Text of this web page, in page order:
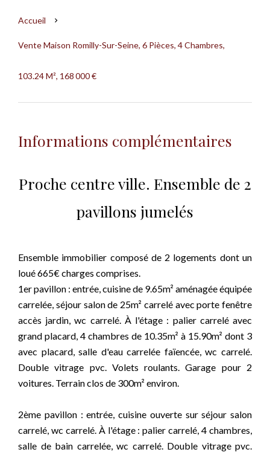
Accueil
Vente Maison Romilly-Sur-Seine, 6 Pièces, 4 Chambres,
103.24 M², 168 000 €
Informations complémentaires
Proche centre ville. Ensemble de 2
pavillons jumelés
Ensemble immobilier composé de 2 logements dont un
loué 665€ charges comprises.
1er pavillon : entrée, cuisine de 9.65m² aménagée équipée
carrelée, séjour salon de 25m² carrelé avec porte fenêtre
accès jardin, wc carrelé. À l'étage : palier carrelé avec
grand placard, 4 chambres de 10.35m² à 15.90m² dont 3
avec placard, salle d'eau carrelée faïencée, wc carrelé.
Double vitrage pvc. Volets roulants. Garage pour 2
voitures. Terrain clos de 300m² environ.
2ème pavillon : entrée, cuisine ouverte sur séjour salon
carrelé, wc carrelé. À l'étage : palier carrelé, 4 chambres,
salle de bain carrelée, wc carrelé. Double vitrage pvc.